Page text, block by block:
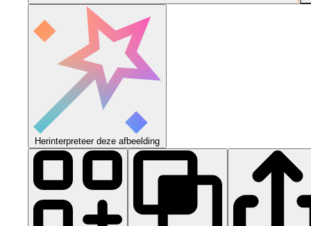
Herinterpreteer deze afbeelding